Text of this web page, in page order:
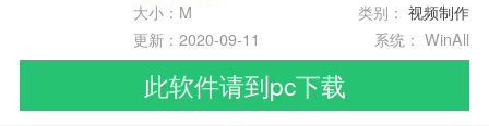
大小：M 类别：视频制作
更新：2020-09-11
系统： WinAll
此软件请到pc下载